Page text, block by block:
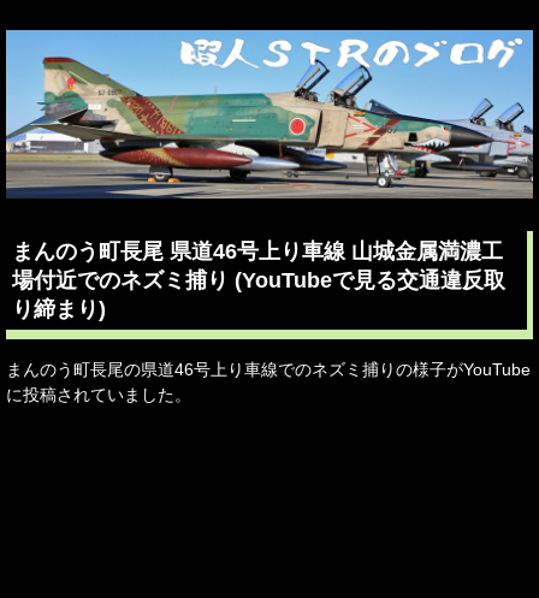
まんのう町長尾 県道46号上り車線 山城金属満濃工
場付近でのネズミ捕り (YouTubeで見る交通違反取
り締まり)
まんのう町長尾の県道46号上り車線でのネズミ捕りの様子がYouTube
に投稿されていました。